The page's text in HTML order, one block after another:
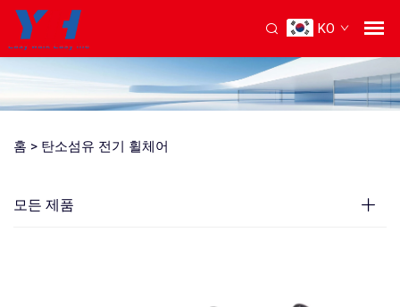
KO
홈 > 탄소섬유 전기 휠체어
모든 제품